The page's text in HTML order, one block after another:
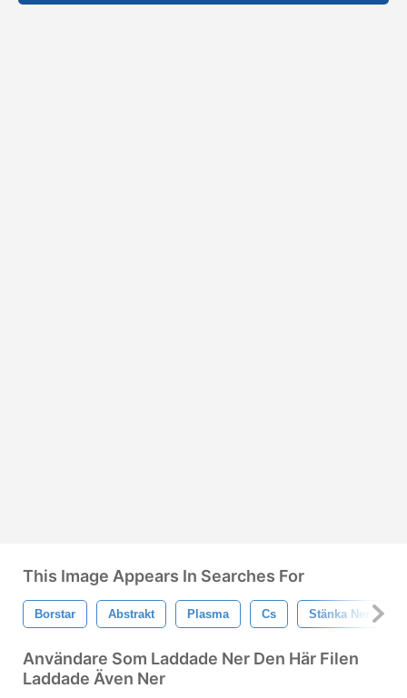
This Image Appears In Searches For
Borstar Abstrakt Plasma Cs Stänka Ner
Användare Som Laddade Ner Den Här Filen
Laddade Även Ner